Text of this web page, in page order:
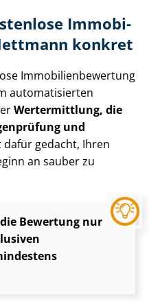
Im­mo­bi­
konkret
Im­mo­bi­li­en­be­wer­tung
automatisierten
Wertermittlung, die
und
dafür gedacht, Ihren
an sauber zu
Bewertung nur